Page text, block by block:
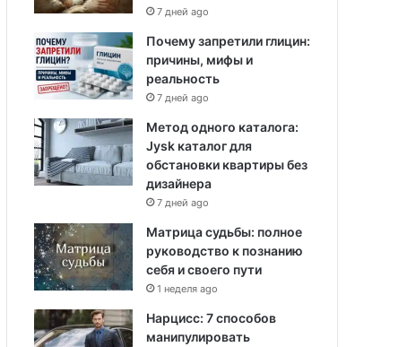
7 дней ago
Почему запретили глицин:
причины, мифы и
реальность
7 дней ago
Метод одного каталога:
Jysk каталог для
обстановки квартиры без
дизайнера
7 дней ago
Матрица судьбы: полное
руководство к познанию
себя и своего пути
1 неделя ago
Нарцисс: 7 способов
манипулировать